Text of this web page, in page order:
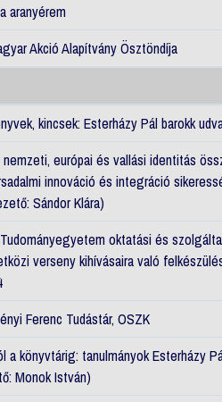
aranyérem
Akció Alapítvány Ösztöndíja
kincsek: Esterházy Pál barokk
európai és vallási identitás
innováció és integráció
Sándor Klára)
oktatási és
verseny kihívásaira való
Ferenc Tudástár, OSZK
a könyvtárig: tanulmányok Esterházy
Monok István)